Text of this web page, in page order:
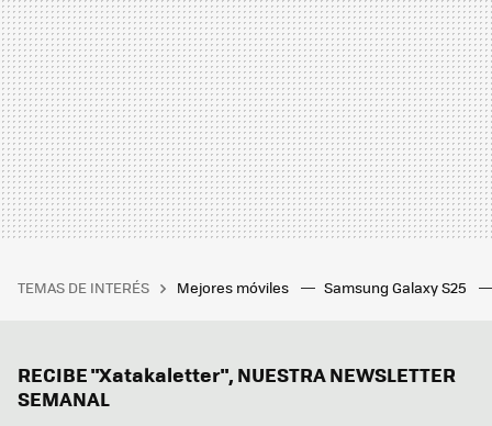
TEMAS DE INTERÉS Mejores móviles Samsung Galaxy S25
RECIBE "Xatakaletter", NUESTRA NEWSLETTER
SEMANAL